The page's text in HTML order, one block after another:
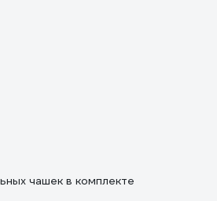
чашек в комплекте